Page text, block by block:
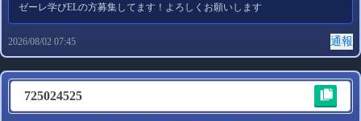
ゼーレ学びELの方募集してます！よろしくお願いします
2026/08/02 07:45 通報
725024525